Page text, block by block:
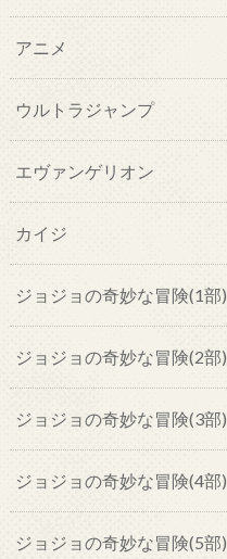
アニメ
ウルトラジャンプ
エヴァンゲリオン
カイジ
ジョジョの奇妙な冒険(1部)
ジョジョの奇妙な冒険(2部)
ジョジョの奇妙な冒険(3部)
ジョジョの奇妙な冒険(4部)
ジョジョの奇妙な冒険(5部)